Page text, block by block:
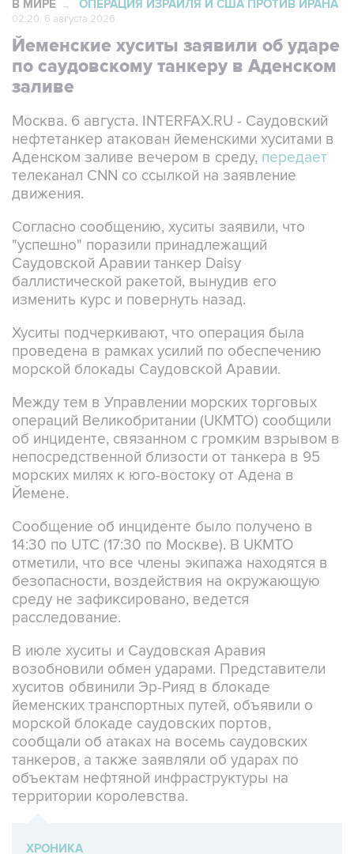
Йеменские хуситы заявили об ударе
по саудовскому танкеру в Аденском
заливе
Москва. 6 августа. INTERFAX.RU - Саудовский
Аденском заливе вечером в среду,передает
телеканал CNN со ссылкой на заявление
движения.
Согласно сообщению, хуситы заявили, что
Саудовской Аравии танкер Daisy
баллистической ракетой, вынудив его
изменить курс и повернуть назад.
Хуситы подчеркивают, что операция была
морской блокады Саудовской Аравии.
Между тем в Управлении морских торговых
об инциденте, связанном с громким взрывом в
непосредственной близости от танкера в 95
морских милях к юго-востоку от Адена в
Йемене.
Сообщение об инциденте было получено в
отметили, что все члены экипажа находятся в
безопасности, воздействия на окружающую
среду не зафиксировано, ведется
расследование.
В июле хуситы и Саудовская Аравия
хуситов обвинили Эр-Рияд в блокаде
йеменских транспортных путей, объявили о
морской блокаде саудовских портов,
сообщали об атаках на восемь саудовских
танкеров, а также заявляли об ударах по
объектам нефтяной инфраструктуры на
территории королевства.
Операция Израиля и США против Ирана